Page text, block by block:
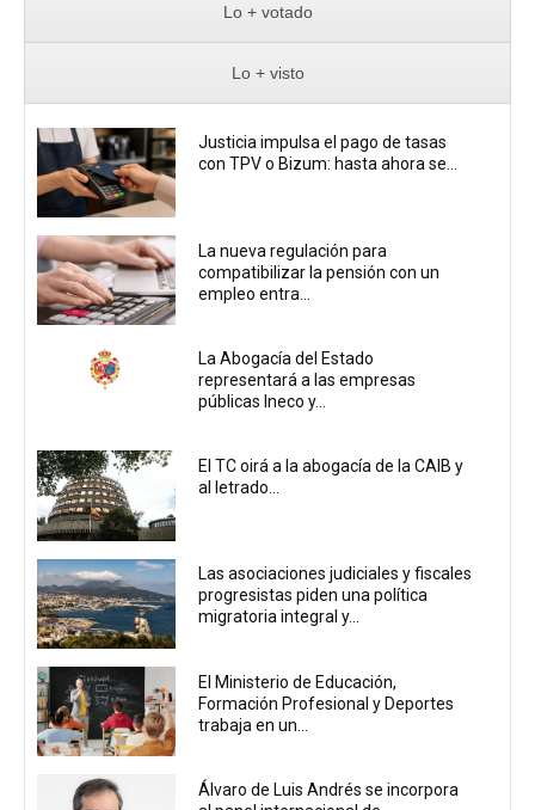
Lo + votado
Lo + visto
Justicia impulsa el pago de tasas
con TPV o Bizum: hasta ahora se...
La nueva regulación para
compatibilizar la pensión con un
empleo entra...
La Abogacía del Estado
representará a las empresas
públicas Ineco y...
El TC oirá a la abogacía de la CAIB y
al letrado...
Las asociaciones judiciales y fiscales
progresistas piden una política
migratoria integral y...
El Ministerio de Educación,
Formación Profesional y Deportes
trabaja en un...
Álvaro de Luis Andrés se incorpora